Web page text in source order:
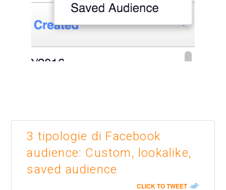
3 tipologie di Facebook
audience: Custom, lookalike,
saved audience
CLICK TO TWEET